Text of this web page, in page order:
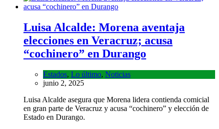
Luisa Alcalde: Morena aventaja
elecciones en Veracruz; acusa
“cochinero” en Durango
Estados, Lo último, Noticias
junio 2, 2025
Luisa Alcalde asegura que Morena lidera contienda comicial
en gran parte de Veracruz y acusa “cochinero” y elección de
Estado en Durango.